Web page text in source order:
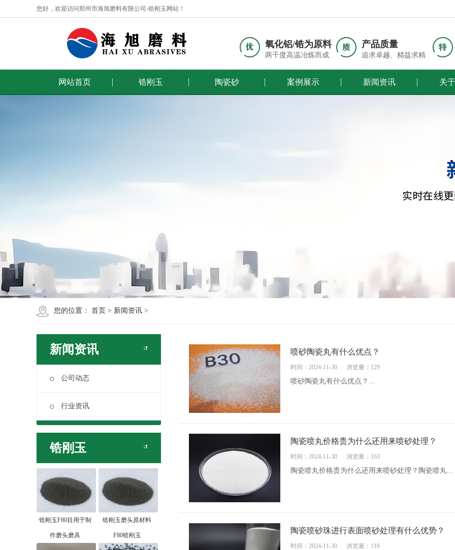
您好，欢迎访问郑州市海旭磨料有限公司-锆刚玉网站！
氧化铝/锆为原料
两千度高温冶炼而成
产品质量
追求卓越、精益求精
网站首页 锆刚玉 陶瓷砂 案例展示 新闻资讯 关
您的位置： 首页 > 新闻资讯 >
新闻资讯
公司动态
行业资讯
锆刚玉
锆刚玉F80目用于制
作磨头磨具
锆刚玉磨头原材料
F80锆刚玉
喷砂陶瓷丸有什么优点？
时间：2024-11-30 浏览量：129
喷砂陶瓷丸有什么优点？...
陶瓷喷丸价格贵为什么还用来喷砂处理？
时间：2024-11-30 浏览量：163
陶瓷喷丸价格贵为什么还用来喷砂处理？陶瓷喷丸...
陶瓷喷砂珠进行表面喷砂处理有什么优势？
时间：2024-11-30 浏览量：116